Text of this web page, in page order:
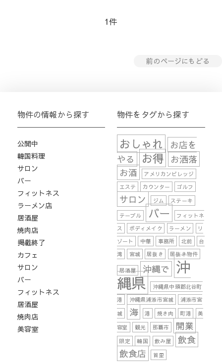
1件
前のページにもどる
物件の情報から探す
公開中
韓国料理
サロン
バー
フィットネス
ラーメン店
居酒屋
焼肉店
掲載終了
カフェ
サロン
バー
フィットネス
居酒屋
焼肉店
美容室
物件をタグから探す
おしゃれ
お店を
やる
お得
お洒落
お酒
アメリカンビレッジ
エステ
カウンター ゴルフ
サロン ジム
ステーキ
テーブル
バー
フィットネ
ス
ボディメイク ラーメン
リ
ゾート
中華 事務所 北前
台
湾
宮城 居抜き 居抜き物件
居酒屋 沖縄で
沖
縄県
沖縄県中頭郡北谷町
港
沖縄県浦添市宮城
浦添市宮
城
海 港 焼き肉 町港
美
容室
観光 那覇市 開業
限定 韓国 飲み屋
飲食
飲食店
首里